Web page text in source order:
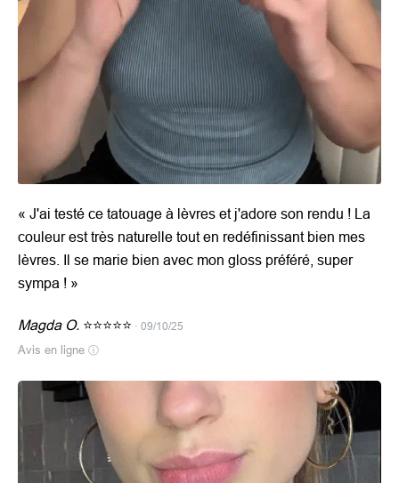
« J'ai testé ce tatouage à lèvres et j'adore son rendu ! La
couleur est très naturelle tout en redéfinissant bien mes
lèvres. Il se marie bien avec mon gloss préféré, super
sympa ! »
Magda O. ⭐⭐⭐⭐⭐ · 09/10/25
Avis en ligne ⓘ